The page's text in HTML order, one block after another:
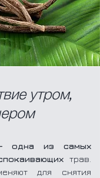
утром,
одна из самых
трав.
для снятия